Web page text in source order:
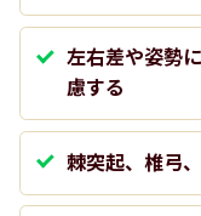
左右差や姿勢
慮する
棘突起、椎弓